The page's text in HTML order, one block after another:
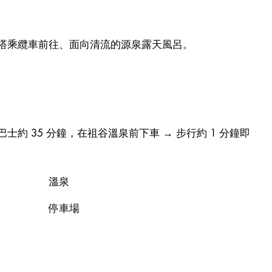
纜車前往、面向清流的源泉露天風呂。
士約 35 分鐘，在祖谷溫泉前下車 → 步行約 1 分鐘即
溫泉
停車場